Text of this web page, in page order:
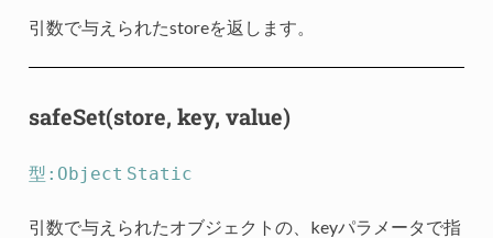
引数で与えられたstoreを返します。
safeSet(store, key, value)
型:Object Static
引数で与えられたオブジェクトの、keyパラメータで指